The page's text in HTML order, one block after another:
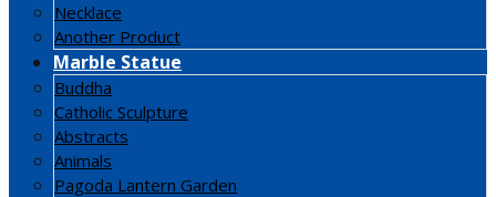
Necklace
Another Product
Marble Statue
Buddha
Catholic Sculpture
Abstracts
Animals
Pagoda Lantern Garden